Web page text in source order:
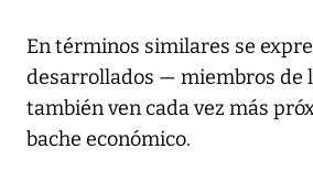
En términos similares se
desarrollados — miembros de
también ven cada vez más
bache económico.